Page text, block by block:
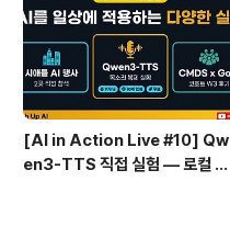
[AI in Action Live #10] Qw
en3-TTS 직접 실험 — 로컬 설